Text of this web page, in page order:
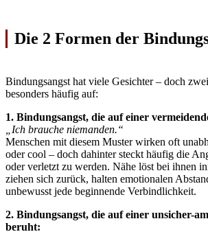
Die 2 Formen der
Bindungsangst hat viele Gesichter – doch
besonders häufig auf:
1. Bindungsangst, die auf einer
„Ich brauche niemanden.“
Menschen mit diesem Muster wirken oft
oder cool – doch dahinter steckt häufig die
oder verletzt zu werden. Nähe löst bei ihnen
ziehen sich zurück, halten emotionalen
unbewusst jede beginnende Verbindlichkeit.
2. Bindungsangst, die auf einer unsicher-
beruht: